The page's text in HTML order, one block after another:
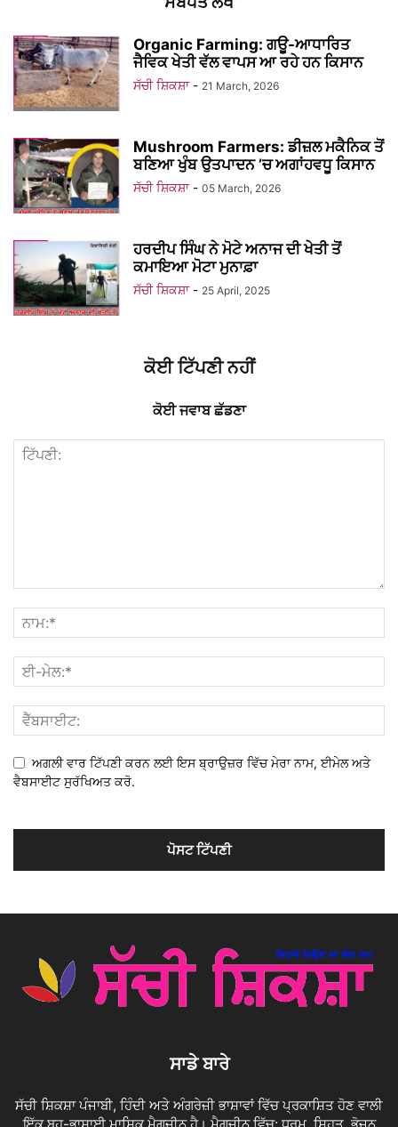
Organic Farming: ਗਊ-ਆਧਾਰਿਤ
ਜੈਵਿਕ ਖੇਤੀ ਵੱਲ ਵਾਪਸ ਆ ਰਹੇ ਹਨ ਕਿਸਾਨ
ਸੱਚੀ ਸ਼ਿਕਸ਼ਾ - 21 March, 2026
Mushroom Farmers: ਡੀਜ਼ਲ ਮਕੈਨਿਕ ਤੋਂ
ਬਣਿਆ ਖੁੰਬ ਉਤਪਾਦਨ ’ਚ ਅਗਾਂਹਵਧੂ ਕਿਸਾਨ
ਸੱਚੀ ਸ਼ਿਕਸ਼ਾ - 05 March, 2026
ਹਰਦੀਪ ਸਿੰਘ ਨੇ ਮੋਟੇ ਅਨਾਜ ਦੀ ਖੇਤੀ ਤੋਂ
ਕਮਾਇਆ ਮੋਟਾ ਮੁਨਾਫ਼ਾ
ਸੱਚੀ ਸ਼ਿਕਸ਼ਾ - 25 April, 2025
ਕੋਈ ਟਿੱਪਣੀ ਨਹੀਂ
ਕੋਈ ਜਵਾਬ ਛੱਡਣਾ
ਅਗਲੀ ਵਾਰ ਟਿੱਪਣੀ ਕਰਨ ਲਈ ਇਸ ਬ੍ਰਾਉਜ਼ਰ ਵਿੱਚ ਮੇਰਾ ਨਾਮ, ਈਮੇਲ ਅਤੇ
ਵੈਬਸਾਈਟ ਸੁਰੱਖਿਅਤ ਕਰੋ.
ਸਾਡੇ ਬਾਰੇ
ਸੱਚੀ ਸ਼ਿਕਸ਼ਾ ਪੰਜਾਬੀ, ਹਿੰਦੀ ਅਤੇ ਅੰਗਰੇਜ਼ੀ ਭਾਸ਼ਾਵਾਂ ਵਿੱਚ ਪ੍ਰਕਾਸ਼ਿਤ ਹੋਣ ਵਾਲੀ